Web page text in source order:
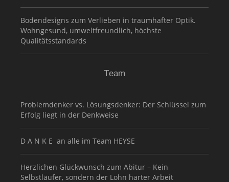
Bodendesigns zum Verlieben in traumhafter Optik.
Wohngesund, umweltfreundlich, höchste
Qualitätsstandards
Team
Problemdenker vs. Lösungsdenker: Der Schlüssel zum
Erfolg liegt in der Denkweise
D A N K E an alle im Team HEYSE
Herzlichen Glückwunsch zum Abitur – Kein
Selbstläufer, sondern der Lohn harter Arbeit